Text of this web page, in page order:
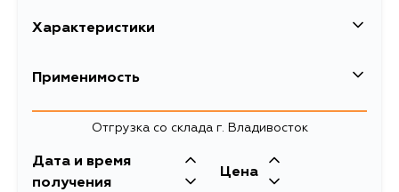
Характеристики
EAN-13
Длина упаковки, мм
Масса, кг 0.01
Применимость
Отгрузка со склада г. Владивосток
Дата и время
получения
Цена